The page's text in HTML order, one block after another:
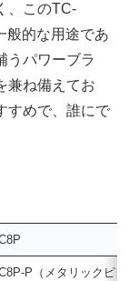
、このTC-
般的な用途であ
うパワーブラ
兼ね備えてお
すめで、誰にで
P（メタリックピ